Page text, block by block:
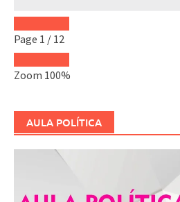
Page 1 / 12
Zoom 100%
AULA POLÍTICA